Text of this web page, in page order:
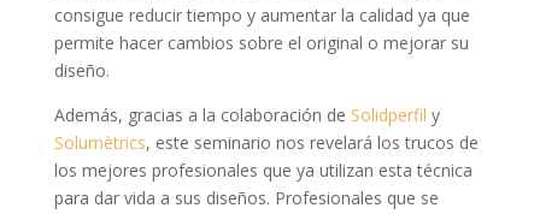
consigue reducir tiempo y aumentar la calidad ya que
permite hacer cambios sobre el original o mejorar su
diseño.
Además, gracias a la colaboración de Solidperfil y
Solumètrics, este seminario nos revelará los trucos de
los mejores profesionales que ya utilizan esta técnica
para dar vida a sus diseños. Profesionales que se